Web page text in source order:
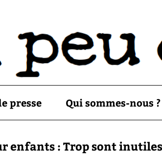
presse Qui sommes-nous ?
enfants : Trop sont